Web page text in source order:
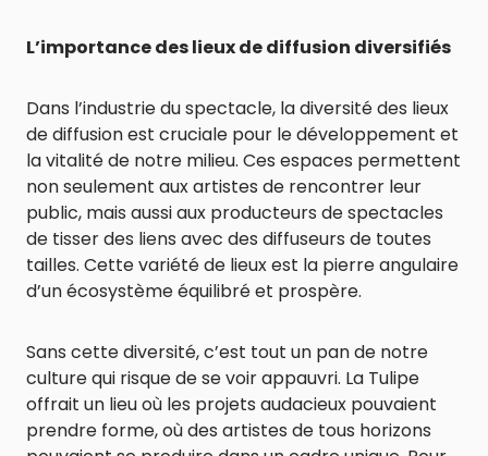
L’importance des lieux de diffusion diversifiés
Dans l’industrie du spectacle, la diversité des lieux
de diffusion est cruciale pour le développement et
la vitalité de notre milieu. Ces espaces permettent
non seulement aux artistes de rencontrer leur
public, mais aussi aux producteurs de spectacles
de tisser des liens avec des diffuseurs de toutes
tailles. Cette variété de lieux est la pierre angulaire
d’un écosystème équilibré et prospère.
Sans cette diversité, c’est tout un pan de notre
culture qui risque de se voir appauvri. La Tulipe
offrait un lieu où les projets audacieux pouvaient
prendre forme, où des artistes de tous horizons